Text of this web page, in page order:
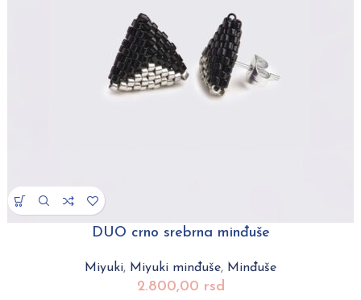
DUO crno srebrna minđuše
Miyuki, Miyuki minđuše, Minđuše
2.800,00 rsd